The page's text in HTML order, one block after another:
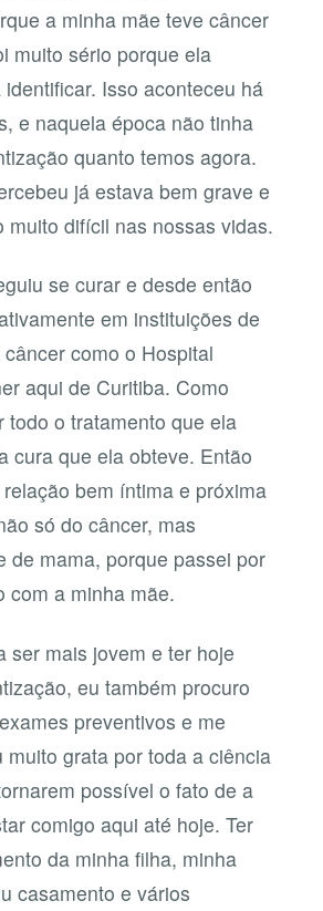
a minha mãe teve câncer
muito sério porque ela
Isso aconteceu há
e naquela época não tinha
quanto temos agora.
já estava bem grave e
muito difícil nas nossas vidas.
se curar e desde então
em instituições de
como o Hospital
aqui de Curitiba. Como
todo o tratamento que ela
cura que ela obteve. Então
bem íntima e próxima
só do câncer, mas
de mama, porque passei por
com a minha mãe.
ser mais jovem e ter hoje
eu também procuro
preventivos e me
muito grata por toda a ciência
possível o fato de a
comigo aqui até hoje. Ter
da minha filha, minha
casamento e vários